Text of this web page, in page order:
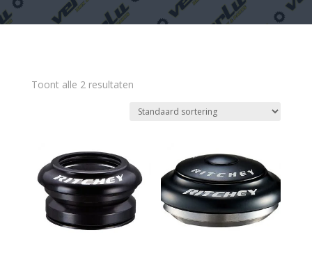
Toont alle 2 resultaten